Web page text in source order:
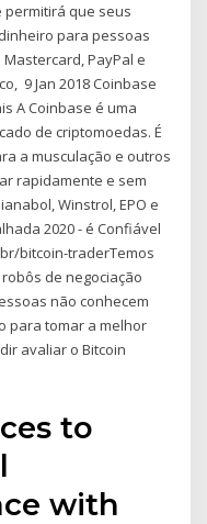
que seus
para pessoas
PayPal e
9 Jan 2018 Coinbase
A Coinbase é uma
de criptomoedas. É
a musculação e outros
rapidamente e sem
Winstrol, EPO e
2020 - é Confiável
bitcoin-traderTemos
de negociação
não conhecem
para tomar a melhor
avaliar o Bitcoin
to
with